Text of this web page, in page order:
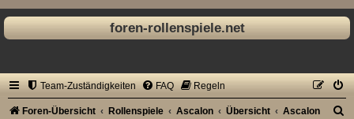
foren-rollenspiele.net
Team-Zuständigkeiten FAQ Regeln
Foren-Übersicht Rollenspiele Ascalon Übersicht Ascalon